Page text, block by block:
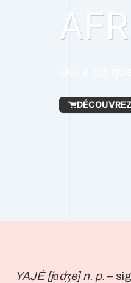
YAJÉ [jɑdʒe] n. p. –